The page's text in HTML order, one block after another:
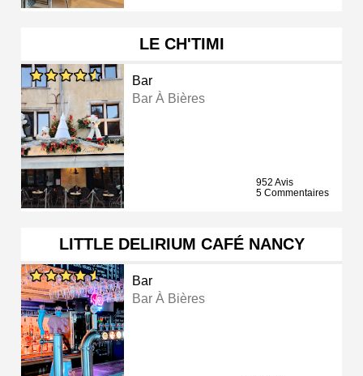
LE CH'TIMI
Bar
Bar À Bières
952 Avis
5 Commentaires
LITTLE DELIRIUM CAFÉ NANCY
Bar
Bar À Bières